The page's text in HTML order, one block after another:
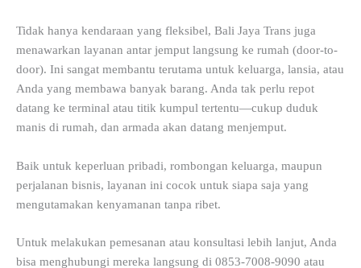
Tidak hanya kendaraan yang fleksibel, Bali Jaya Trans juga
menawarkan layanan antar jemput langsung ke rumah (door-to-
door). Ini sangat membantu terutama untuk keluarga, lansia, atau
Anda yang membawa banyak barang. Anda tak perlu repot
datang ke terminal atau titik kumpul tertentu—cukup duduk
manis di rumah, dan armada akan datang menjemput.
Baik untuk keperluan pribadi, rombongan keluarga, maupun
perjalanan bisnis, layanan ini cocok untuk siapa saja yang
mengutamakan kenyamanan tanpa ribet.
Untuk melakukan pemesanan atau konsultasi lebih lanjut, Anda
bisa menghubungi mereka langsung di 0853-7008-9090 atau